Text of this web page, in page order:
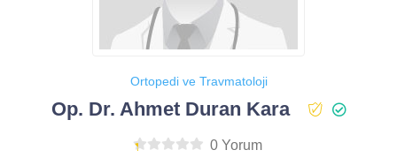
Ortopedi ve Travmatoloji
Op. Dr. Ahmet Duran Kara
0 Yorum